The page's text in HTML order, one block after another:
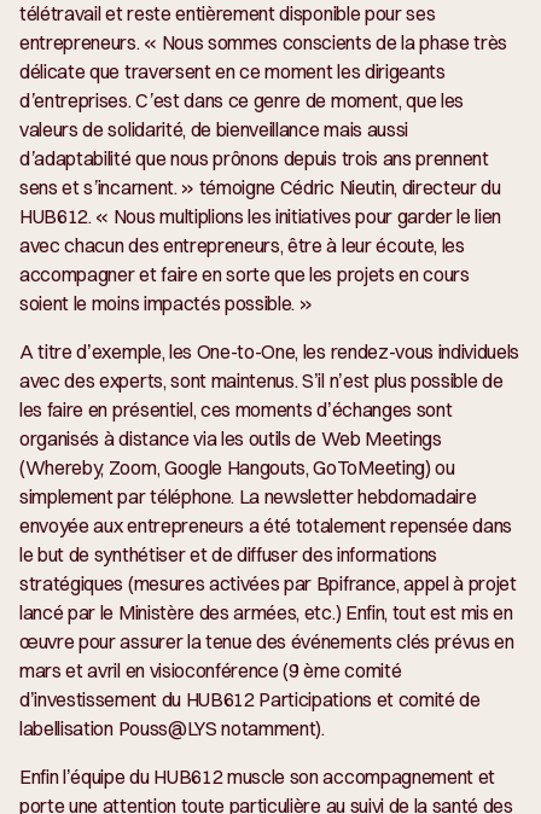
télétravail et reste entièrement disponible pour ses
entrepreneurs. « Nous sommes conscients de la phase très
délicate que traversent en ce moment les dirigeants
d’entreprises. C’est dans ce genre de moment, que les
valeurs de solidarité, de bienveillance mais aussi
d’adaptabilité que nous prônons depuis trois ans prennent
sens et s’incarnent.» témoigne Cédric Nieutin, directeur du
HUB612. « Nous multiplions les initiatives pour garder le lien
avec chacun des entrepreneurs, être à leur écoute, les
accompagner et faire en sorte que les projets en cours
soient le moins impactés possible. »
A titre d’exemple, les One-to-One, les rendez-vous individuels
avec des experts, sont maintenus. S’il n’est plus possible de
les faire en présentiel, ces moments d’échanges sont
organisés à distance via les outils de Web Meetings
(Whereby, Zoom, Google Hangouts, GoToMeeting) ou
simplement par téléphone. La newsletter hebdomadaire
envoyée aux entrepreneurs a été totalement repensée dans
le but de synthétiser et de diffuser des informations
stratégiques (mesures activées par Bpifrance, appel à projet
lancé par le Ministère des armées, etc.) Enfin, tout est mis en
œuvre pour assurer la tenue des événements clés prévus en
mars et avril en visioconférence (9 ème comité
d’investissement du HUB612 Participations et comité de
labellisation Pouss@LYS notamment).
Enfin l’équipe du HUB612 muscle son accompagnement et
porte une attention toute particulière au suivi de la santé des